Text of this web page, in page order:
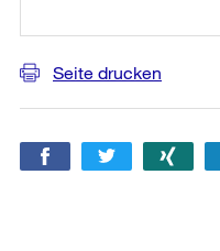
Seite drucken